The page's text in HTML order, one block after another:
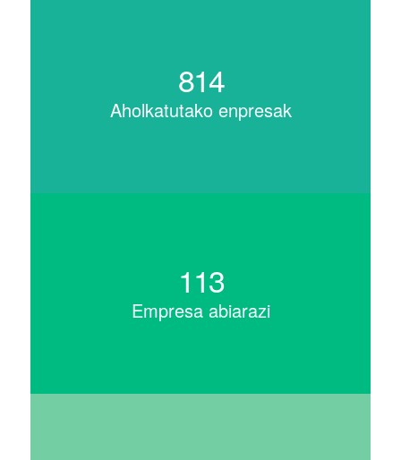
814
Aholkatutako enpresak
113
Empresa abiarazi